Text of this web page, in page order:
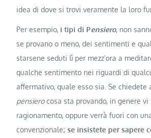
idea di dove si trovi veramente la loro
Per esempio, i tipi di Pensiero, non
se provano o meno, dei sentimenti e
starsene seduti lì per mezz’ora a
qualche sentimento nei riguardi di
affermativo, quale esso sia. Se chiedete
pensierocosa sta provando, in genere vi
ragionamento, oppure verrà fuori con
convenzionale;se insistete per sapere